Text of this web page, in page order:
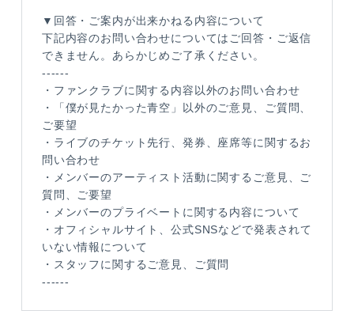
▼回答・ご案内が出来かねる内容について
下記内容のお問い合わせについてはご回答・ご返信
できません。あらかじめご了承ください。
------
・ファンクラブに関する内容以外のお問い合わせ
・「僕が見たかった青空」以外のご意見、ご質問、
ご要望
・ライブのチケット先行、発券、座席等に関するお
問い合わせ
・メンバーのアーティスト活動に関するご意見、ご
質問、ご要望
・メンバーのプライベートに関する内容について
・オフィシャルサイト、公式SNSなどで発表されて
いない情報について
・スタッフに関するご意見、ご質問
------